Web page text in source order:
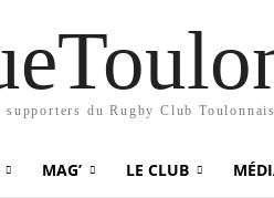
supporters du Rugby Club
MAG’ LE CLUB